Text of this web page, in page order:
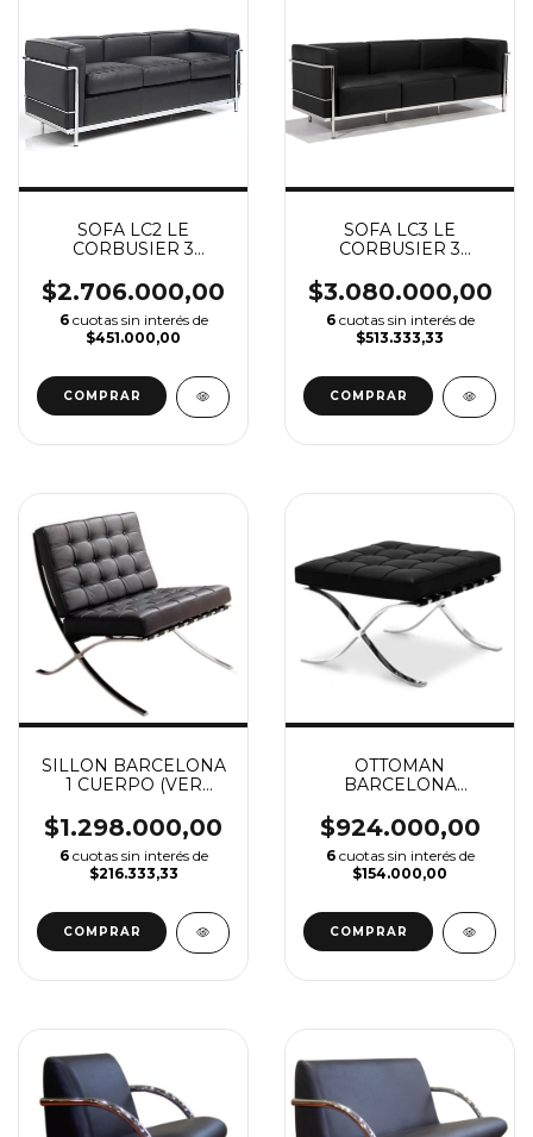
SOFA LC2 LE
CORBUSIER 3
DESCUENTO X
TRANSFERENCIA)
$2.706.000,00
6 cuotas sin interés de
$451.000,00
SOFA LC3 LE
CORBUSIER 3
DESCUENTO X
TRANSFERENCIA)
$3.080.000,00
6 cuotas sin interés de
$513.333,33
SILLON BARCELONA
1 CUERPO (VER
TRANSFERENCIA)
$1.298.000,00
6 cuotas sin interés de
$216.333,33
OTTOMAN
BARCELONA
DESCUENTO X
TRANSFERENCIA)
$924.000,00
6 cuotas sin interés de
$154.000,00